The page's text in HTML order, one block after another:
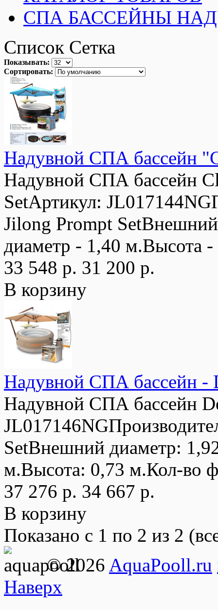
СПА БАССЕЙНЫ
Список Сетка
Показывать:
Сортировать:
Надувной СПА бассейн
Надувной СПА бассейн
SetАртикул:
Jilong Prompt
диаметр - 1,40 м.Высота -
33 548 р. 31 200 р.
В корзину
Надувной СПА бассейн -
Надувной СПА бассейн
SetВнешний диаметр:
м.Высота: 0,73 м.Кол-во
37 276 р. 34 667 р.
В корзину
Показано с 1 по 2 из 2
© 2026 AquaPooll.ru
Наверх